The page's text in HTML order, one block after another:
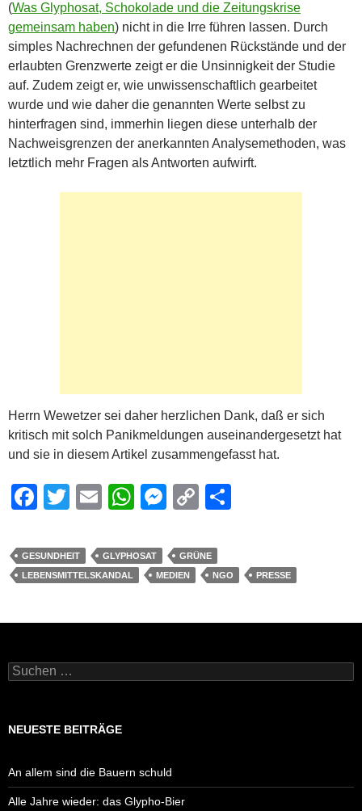
(Was Glyphosat, Schokolade und die Zeitungskrise
gemeinsam haben) nicht in die Irre führen lassen. Durch
simples Nachrechnen der gefundenen Rückstände und der
erlaubten Grenzwerte zeigt er die Unsinnigkeit der Studie
auf. Zudem zeigt er, wie unwissenschaftlich gearbeitet
wurde und wie daher die genannten Werte selbst zu
hinterfragen sind, immerhin liegen diese unterhalb der
Nachweisgrenzen der anerkannten Analysemethoden, was
letztlich mehr Fragen als Antworten aufwirft.
Herrn Wewetzer sei daher herzlichen Dank, daß er sich
kritisch mit solch Panikmeldungen auseinandergesetzt hat
und sie in diesem Artikel zusammengefasst hat.
F
c
e
o
k
T
tt
er
E
ail
W
at
s
p
M
ss
e
g
C
p
y
n
e
GESUNDHEIT GLYPHOSAT
GRÜNE
LEBENSMITTELSKANDAL
MEDIEN NGO PRESSE
Suchen
nach:
NEUESTE BEITRÄGE
An allem sind die Bauern schuld
Alle Jahre wieder: das Glypho-Bier